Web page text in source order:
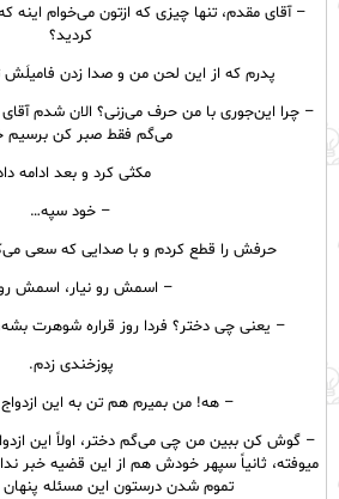
– آقای مقدم، تنها چیزی که ازتون می‌خوام اینه
کردید؟
پدرم که از این لحن من و صدا زدن
– چرا این‌جوری با من حرف می‌زنی؟ الان شدم
می‌گم‌ فقط صبر کن برسیم
مکثی کرد و بعد ادامه
– خود سپه‌…
حرفش را قطع کردم و با صدایی که سعی
– اسمش رو نیار، اسمش
– یعنی چی دختر؟ فردا روز قراره شوهرت
پوزخندی زدم.
– هه! من بمیرم هم تن به این ازدواج
– گوش کن ببین من چی می‌گم‌ دختر، اولاً این
میوفته، ثانیاً سپهر خودش هم از این قضیه خبر
تموم شدن درستون این مسئله